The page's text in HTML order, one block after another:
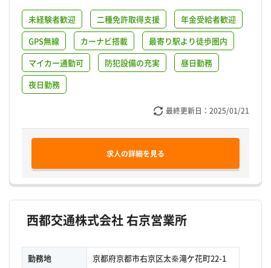
未経験者歓迎 二種免許取得支援
年金受給者歓迎
GPS無線
カーナビ搭載
最寄り駅より徒歩圏内
マイカー通勤可
防犯設備の充実
昼日勤務
夜日勤務
最終更新日： 2025/01/21
求人の詳細を見る
西都交通株式会社 右京営業所
勤務地
京都府京都市右京区太秦滝ケ花町22-1